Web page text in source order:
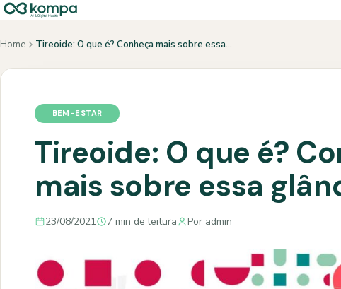
Home Tireoide: O que é? Conheça mais sobre essa…
BEM-ESTAR
Tireoide: O que é?
mais sobre essa
23/08/2021 7 min de leitura Por admin